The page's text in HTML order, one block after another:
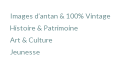
Images d’antan & 100% Vintage
Histoire & Patrimoine
Art & Culture
Jeunesse